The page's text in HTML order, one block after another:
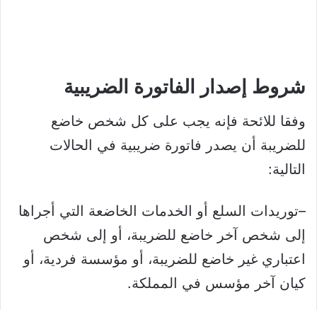
شروط إصدار الفاتورة الضريبية
وفقا للائحة فإنه يجب على كل شخص خاضع
للضريبة أن يصدر فاتورة ضريبية في الحالات
التالية:
–توريدات السلع أو الخدمات الخاضعة التي أجراها
إلى شخص آخر خاضع للضريبة، أو إلى شخص
اعتباري غير خاضع للضريبة، أو مؤسسة فردية، أو
كيان آخر مؤسس في المملكة.